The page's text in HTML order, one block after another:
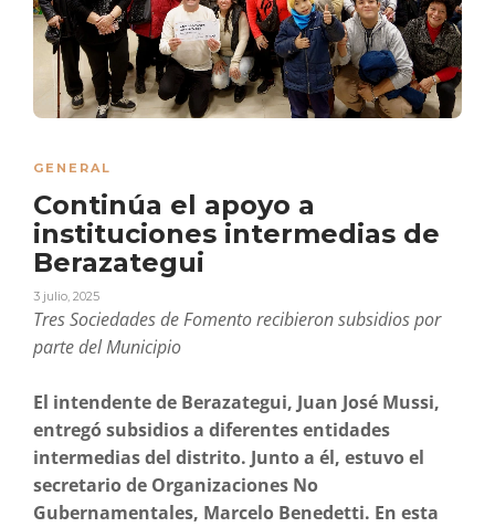
GENERAL
Continúa el apoyo a
instituciones intermedias de
Berazategui
3 julio, 2025
Tres Sociedades de Fomento recibieron subsidios por
parte del Municipio
El intendente de Berazategui, Juan José Mussi,
entregó subsidios a diferentes entidades
intermedias del distrito. Junto a él, estuvo el
secretario de Organizaciones No
Gubernamentales, Marcelo Benedetti. En esta